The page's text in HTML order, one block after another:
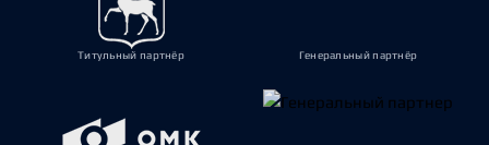
Титульный партнёр Генеральный партнёр